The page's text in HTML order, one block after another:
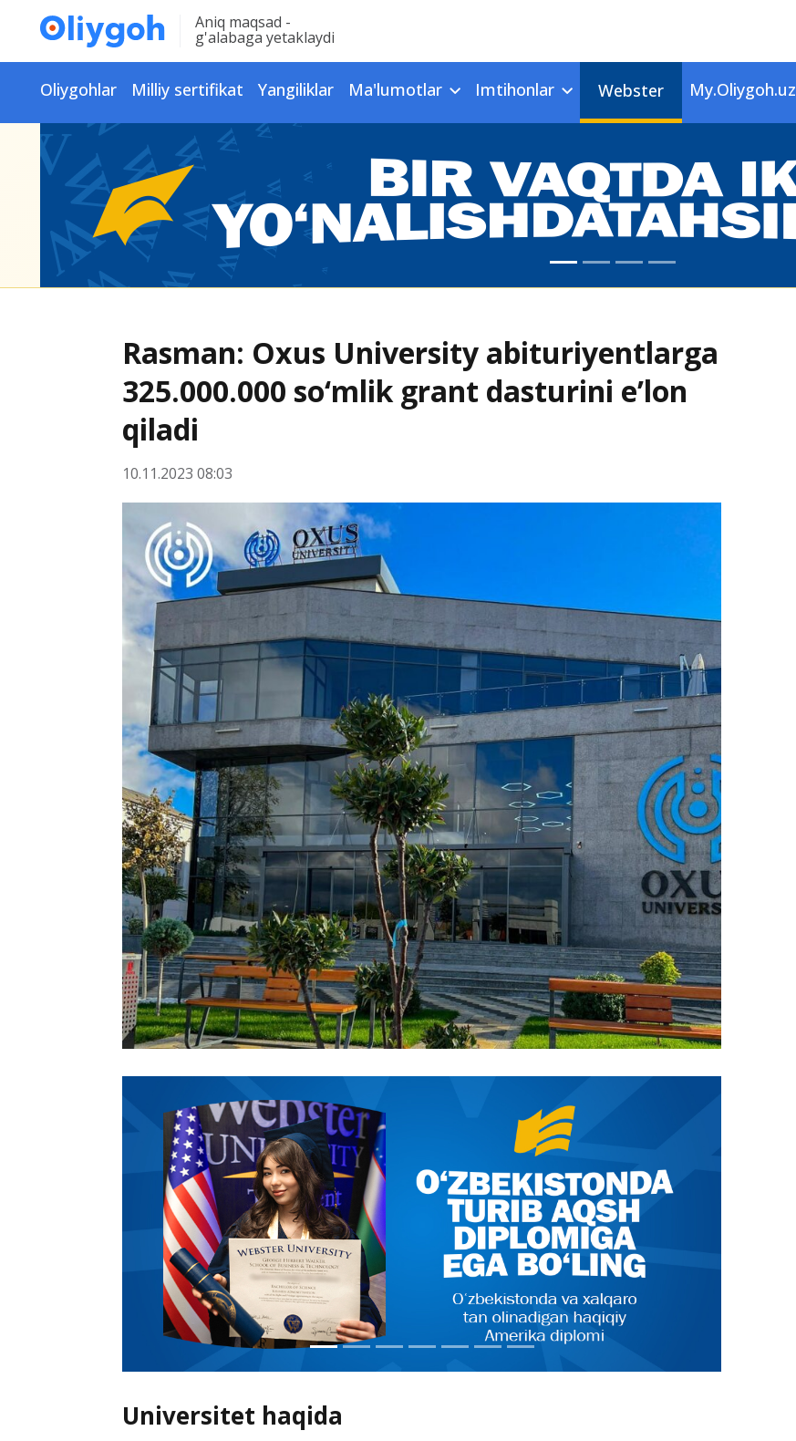
Aniq maqsad -
g'alabaga yetaklaydi
Oliygohlar Milliy sertifikat Yangiliklar Ma'lumotlar Imtihonlar Webster My.Oliygoh.uz
Rasman: Oxus University abituriyentlarga
325.000.000 so‘mlik grant dasturini e’lon
qiladi
10.11.2023 08:03
Universitet haqida